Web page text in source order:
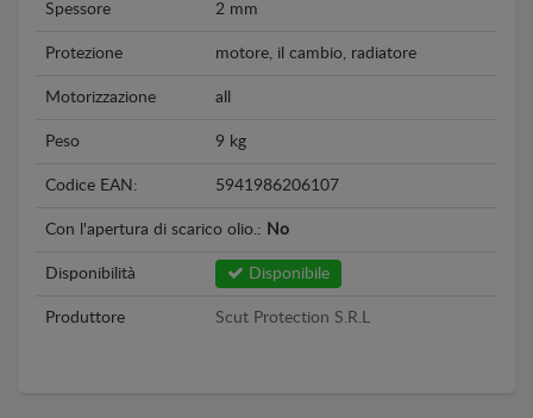
Spessore 2 mm
Protezione motore, il cambio, radiatore
Motorizzazione all
Peso 9 kg
Codice EAN: 5941986206107
Con l'apertura di scarico olio.: No
Disponibilità Disponibile
Produttore Scut Protection S.R.L